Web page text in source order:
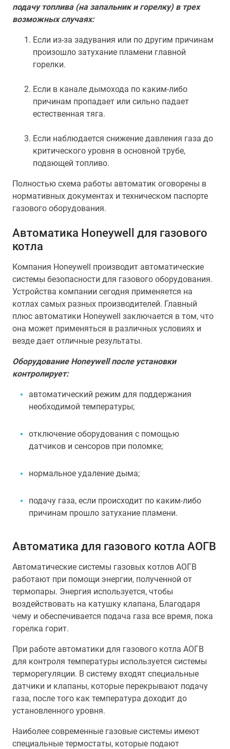
подачу топлива (на запальник и горелку) в трех
возможных случаях:
Если из-за задувания или по другим причинам
произошло затухание пламени главной
горелки.
Если в канале дымохода по каким-либо
причинам пропадает или сильно падает
естественная тяга.
Если наблюдается снижение давления газа до
критического уровня в основной трубе,
подающей топливо.
Полностью схема работы автоматик оговорены в
нормативных документах и техническом паспорте
газового оборудования.
Автоматика Honeywell для газового
котла
Компания Honeywell производит автоматические
системы безопасности для газового оборудования.
Устройства компании сегодня применяется на
котлах самых разных производителей. Главный
плюс автоматики Honeywell заключается в том, что
она может применяться в различных условиях и
везде дает отличные результаты.
Оборудование Honeywell после установки
контролирует:
автоматический режим для поддержания
необходимой температуры;
отключение оборудования с помощью
датчиков и сенсоров при поломке;
нормальное удаление дыма;
подачу газа, если происходит по каким-либо
причинам прошло затухание пламени.
Автоматика для газового котла АОГВ
Автоматические системы газовых котлов АОГВ
работают при помощи энергии, полученной от
термопары. Энергия используется, чтобы
воздействовать на катушку клапана, Благодаря
чему и обеспечивается подача газа все время, пока
горелка горит.
При работе автоматики для газового котла АОГВ
для контроля температуры используется системы
терморегуляции. В систему входят специальные
датчики и клапаны, которые перекрывают подачу
газа, после того как температура доходит до
установленного уровня.
Наиболее современные газовые системы имеют
специальные термостаты, которые подают